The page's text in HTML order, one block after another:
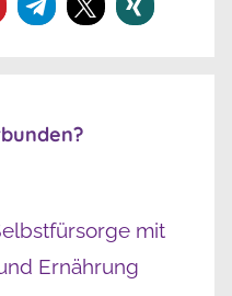
mit
Ernährung